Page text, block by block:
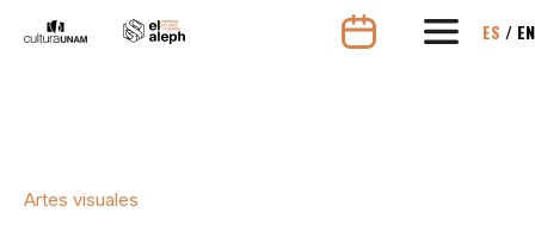
ES / EN
Artes visuales